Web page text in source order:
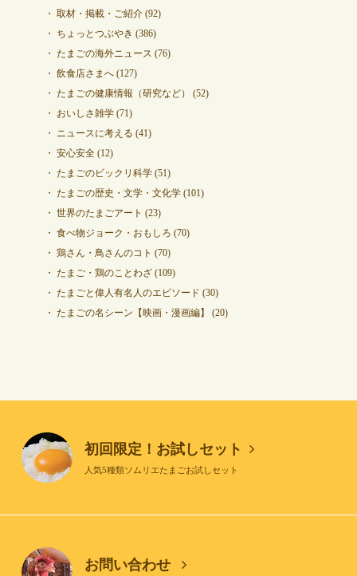
取材・掲載・ご紹介(92)
ちょっとつぶやき (386)
たまごの海外ニュース (76)
飲食店さまへ(127)
たまごの健康情報（研究など）
(52)
おいしさ雑学(71)
ニュースに考える (41)
安心安全(12)
たまごのビックリ科学(51)
たまごの歴史・文学・文化学(101)
世界のたまごアート (23)
食べ物ジョーク・おもしろ (70)
鶏さん・鳥さんのコト (70)
たまご・鶏のことわざ(109)
たまごと偉人有名人のエピソード (30)
たまごの名シーン【映画・漫画編】
(20)
初回限定！お試しセット
人気5種類ソムリエたまごお試しセット
お問い合わせ